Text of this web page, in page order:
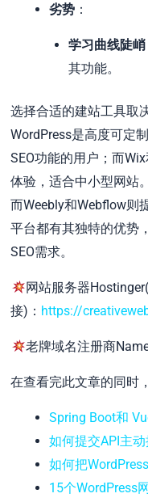
劣势 ：
学习曲线陡峭
其功能。
选择合适的建站工具取
WordPress是高度可定
SEO功能的用户；而
体验，适合中小型网站
而Weebly和Webflow则
平台都有其独特的优势
SEO需求。
网站服务器
接)： https://
老牌域名注册商
在查看完此文章的同时
Spring Boot和
如何提交API主
如何把
15个WordPress